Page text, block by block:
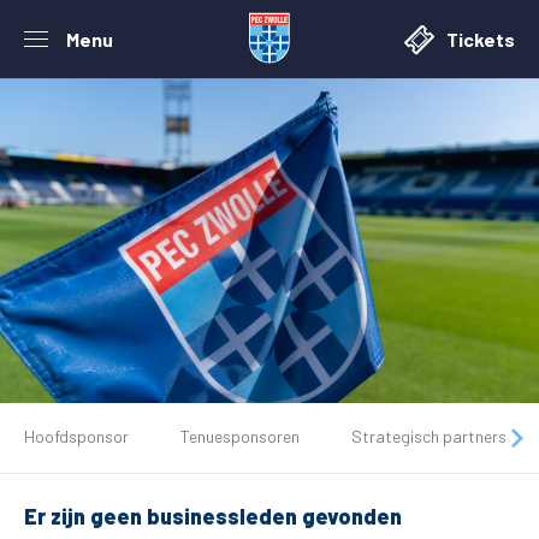
Menu Tickets
Tickets
Matchdays
Hoofdsponsor Tenuesponsoren Strategisch partners
Er zijn geen businessleden gevonden